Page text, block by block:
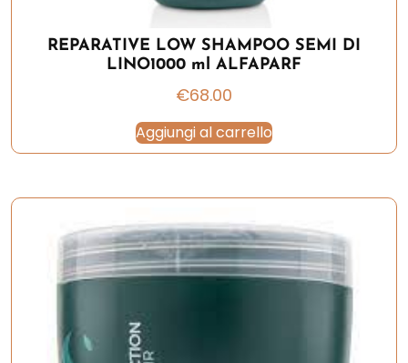
REPARATIVE LOW SHAMPOO SEMI DI
LINO1000 ml ALFAPARF
€68.00
Aggiungi al carrello